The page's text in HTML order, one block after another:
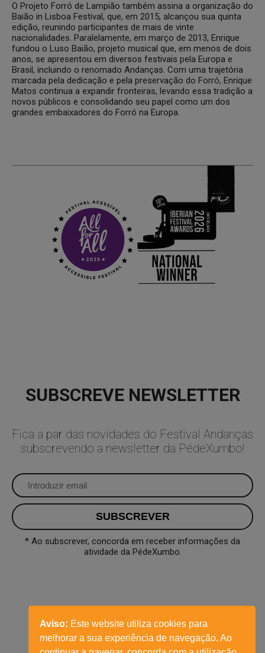
O Projeto Forró de Lampião também assina a organização do
Baião in Lisboa Festival, que, em 2015, alcançou sua quinta
edição, reunindo participantes de mais de vinte
nacionalidades. Paralelamente, em março de 2013, Enrique
fundou o Luso Baião, projeto musical que, em menos de dois
anos, se apresentou em diversos festivais pela Europa e
Brasil, incluindo o renomado Andanças. Com uma trajetória
marcada pela dedicação e pela preservação do Forró, Enrique
Matos continua a expandir fronteiras, levando essa tradição a
novos públicos e consolidando seu papel como um dos
grandes embaixadores do Forró na Europa.
SUBSCREVE NEWSLETTER
Fica a par das novidades do Festival Andanças
subscrevendo a newsletter da PédeXumbo!
* Ao subscrever, concorda em receber informações da
atividade da PédeXumbo.
Aviso: Este website utiliza cookies para
melhorar a sua experiência de navegação. Ao